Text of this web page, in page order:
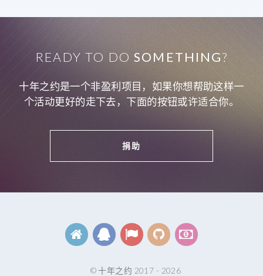
READY TO DOSOMETHING?
十年之约是一个非盈利项目，如果你想帮助这样一
个活动更好的走下去，下面的按钮或许适合你。
捐助
© 十年之约 2017 - 2026